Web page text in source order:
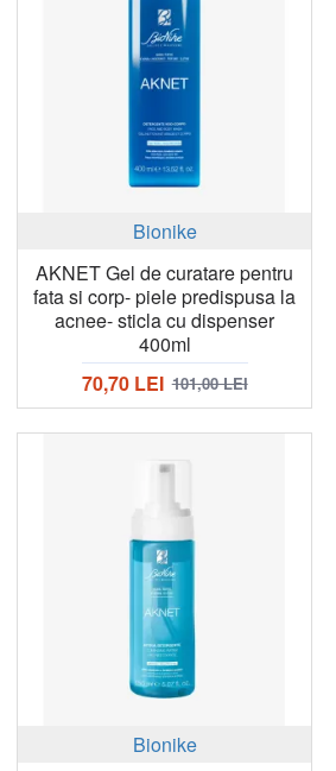
Bionike
AKNET Gel de curatare pentru
fata si corp- piele predispusa la
acnee- sticla cu dispenser
400ml
70,70 LEI 101,00 LEI
Bionike